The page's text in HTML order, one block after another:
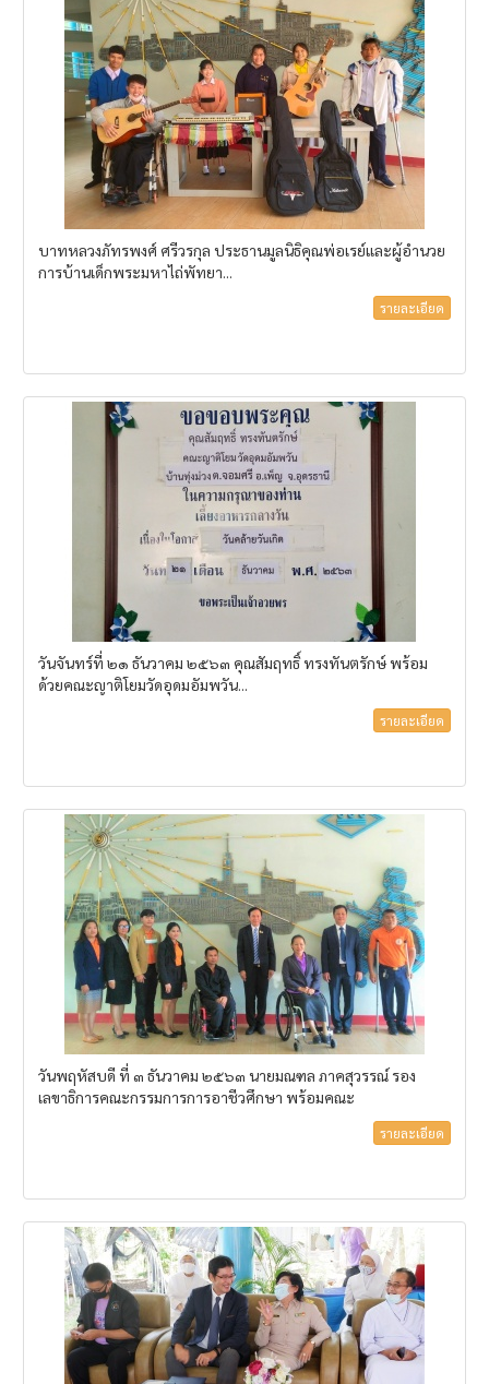
บาทหลวงภัทรพงศ์ ศรีวรกุล ประธานมูลนิธิคุณพ่อเรย์และผู้อำนวย
การบ้านเด็กพระมหาไถ่พัทยา...
รายละเอียด
วันจันทร์ที่ ๒๑ ธันวาคม ๒๕๖๓ คุณสัมฤทธิ์ ทรงทันตรักษ์ พร้อม
ด้วยคณะญาติโยมวัดอุดมอัมพวัน...
รายละเอียด
วันพฤหัสบดี ที่ ๓ ธันวาคม ๒๕๖๓ นายมณฑล ภาคสุวรรณ์ รอง
เลขาธิการคณะกรรมการการอาชีวศึกษา พร้อมคณะ
รายละเอียด